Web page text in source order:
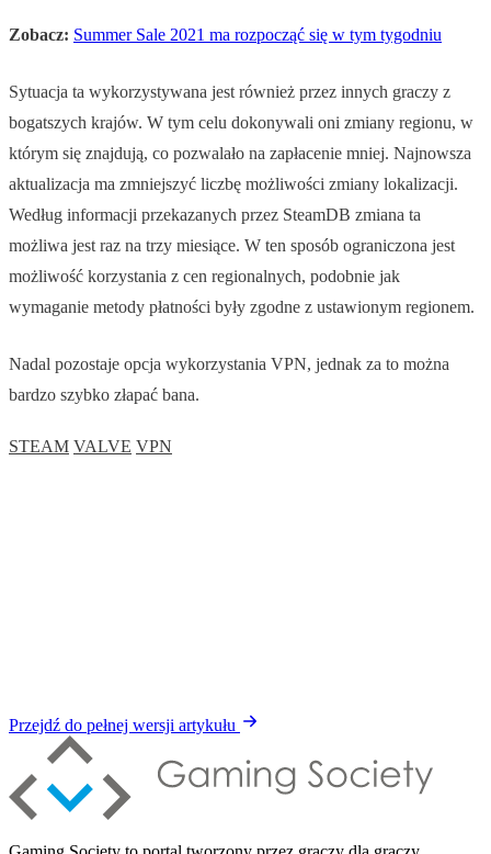
Zobacz: Summer Sale 2021 ma rozpocząć się w tym tygodniu
Sytuacja ta wykorzystywana jest również przez innych graczy z
bogatszych krajów. W tym celu dokonywali oni zmiany regionu, w
którym się znajdują, co pozwalało na zapłacenie mniej. Najnowsza
aktualizacja ma zmniejszyć liczbę możliwości zmiany lokalizacji.
Według informacji przekazanych przez SteamDB zmiana ta
możliwa jest raz na trzy miesiące. W ten sposób ograniczona jest
możliwość korzystania z cen regionalnych, podobnie jak
wymaganie metody płatności były zgodne z ustawionym regionem.
Nadal pozostaje opcja wykorzystania VPN, jednak za to można
bardzo szybko złapać bana.
STEAM VALVE VPN
Przejdź do pełnej wersji artykułu